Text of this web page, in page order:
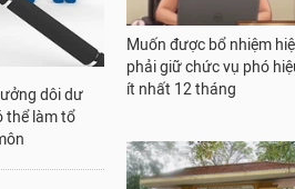
dôi dư
thể làm tổ
Nghệ An: Có trường
vào 10 chưa đến 3
lãnh đạo nhà trường nói